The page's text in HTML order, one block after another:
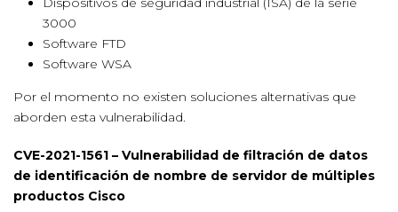
3000
Software FTD
Software WSA
Por el momento no existen soluciones alternativas que
aborden esta vulnerabilidad.
CVE-2021-1561 – Vulnerabilidad de filtración de datos
de identificación de nombre de servidor de múltiples
productos Cisco